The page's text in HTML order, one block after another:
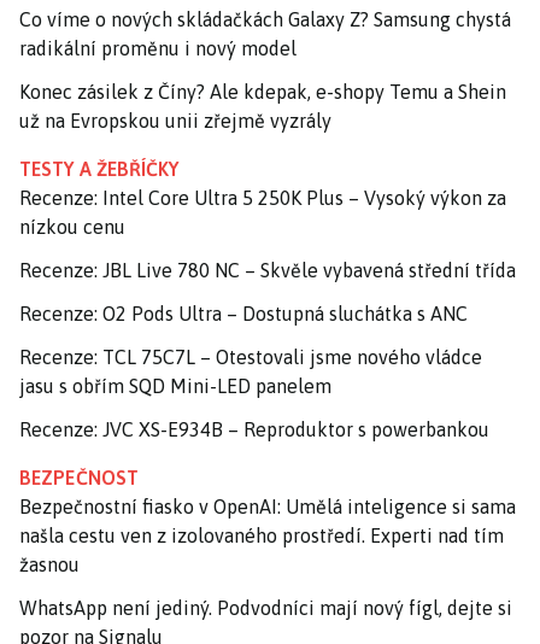
Co víme o nových skládačkách Galaxy Z? Samsung chystá
radikální proměnu i nový model
Konec zásilek z Číny? Ale kdepak, e-shopy Temu a Shein
už na Evropskou unii zřejmě vyzrály
TESTY A ŽEBŘÍČKY
Recenze: Intel Core Ultra 5 250K Plus – Vysoký výkon za
nízkou cenu
Recenze: JBL Live 780 NC – Skvěle vybavená střední třída
Recenze: O2 Pods Ultra – Dostupná sluchátka s ANC
Recenze: TCL 75C7L – Otestovali jsme nového vládce
jasu s obřím SQD Mini-LED panelem
Recenze: JVC XS-E934B – Reproduktor s powerbankou
BEZPEČNOST
Bezpečnostní fiasko v OpenAI: Umělá inteligence si sama
našla cestu ven z izolovaného prostředí. Experti nad tím
žasnou
WhatsApp není jediný. Podvodníci mají nový fígl, dejte si
pozor na Signalu